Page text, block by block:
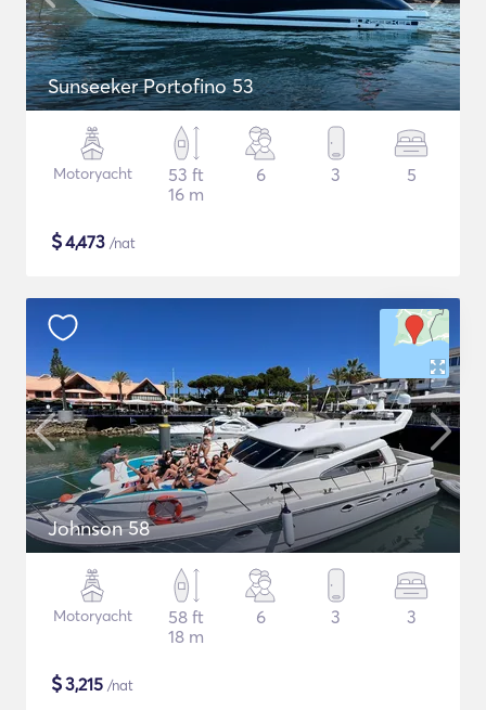
Sunseeker Portofino 53
Motoryacht
53 ft
16 m
6 3 5
$4,473 /nat
Johnson 58
Motoryacht
58 ft
18 m
6 3 3
$3,215 /nat